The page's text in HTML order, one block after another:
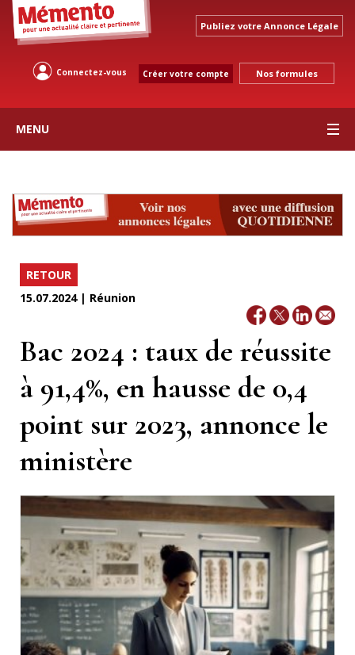
Publiez votre Annonce Légale
Connectez-vous Créer votre compte Nos formules
MENU
RETOUR
15.07.2024 | Réunion
Bac 2024 : taux de réussite
à 91,4%, en hausse de 0,4
point sur 2023, annonce le
ministère